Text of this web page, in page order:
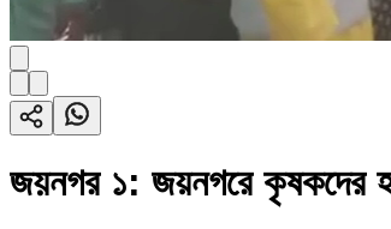
জয়নগর ১: জয়নগরে কৃষকদের